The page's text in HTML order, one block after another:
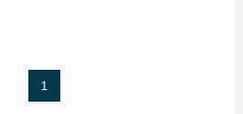
1